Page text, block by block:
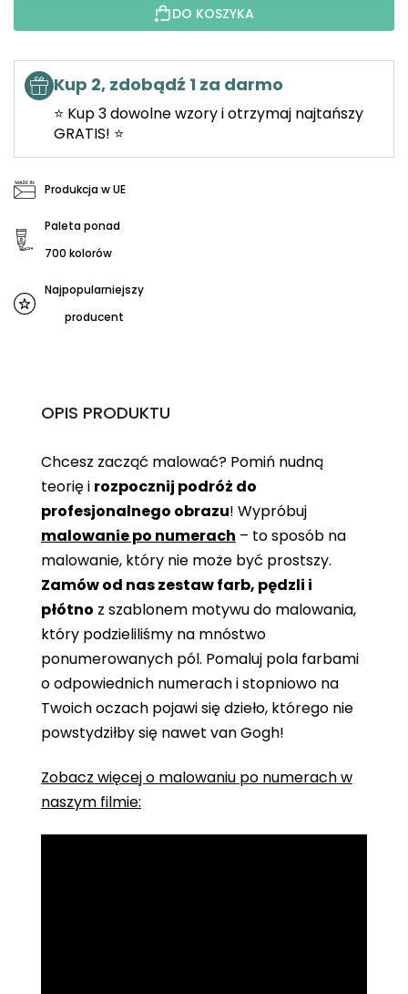
DO KOSZYKA
Kup 2, zdobądź 1 za darmo
⭐ Kup 3 dowolne wzory i otrzymaj najtańszy
GRATIS! ⭐
Produkcja w UE
Paleta ponad
700 kolorów
Najpopularniejszy
producent
OPIS PRODUKTU
Chcesz zacząć malować? Pomiń nudną
teorię i rozpocznij podróż do
profesjonalnego obrazu! Wypróbuj
malowanie po numerach – to sposób na
malowanie, który nie może być prostszy.
Zamów od nas zestaw farb, pędzli i
płótno z szablonem motywu do malowania,
który podzieliliśmy na mnóstwo
ponumerowanych pól. Pomaluj pola farbami
o odpowiednich numerach i stopniowo na
Twoich oczach pojawi się dzieło, którego nie
powstydziłby się nawet van Gogh!
Zobacz więcej o malowaniu po numerach w
naszym filmie: